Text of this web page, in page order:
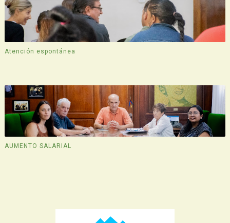
Atención espontánea
AUMENTO SALARIAL